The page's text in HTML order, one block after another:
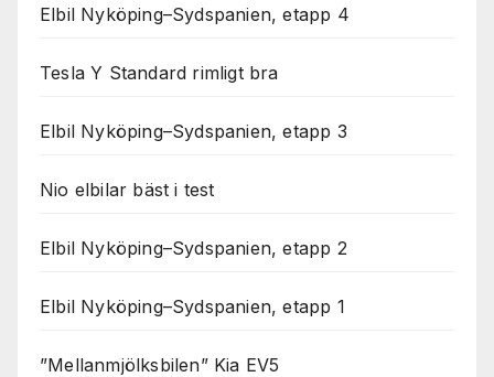
Elbil Nyköping–Sydspanien, etapp 4
Tesla Y Standard rimligt bra
Elbil Nyköping–Sydspanien, etapp 3
Nio elbilar bäst i test
Elbil Nyköping–Sydspanien, etapp 2
Elbil Nyköping–Sydspanien, etapp 1
”Mellanmjölksbilen” Kia EV5